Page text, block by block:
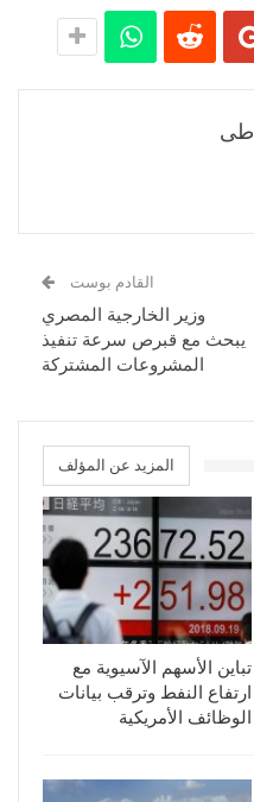
القادم بوست
وزير الخارجية المصري
يبحث مع قبرص سرعة تنفيذ
المشروعات المشتركة
المزيد عن المؤلف
تباين الأسهم الآسيوية مع
ارتفاع النفط وترقب بيانات
الوظائف الأمريكية